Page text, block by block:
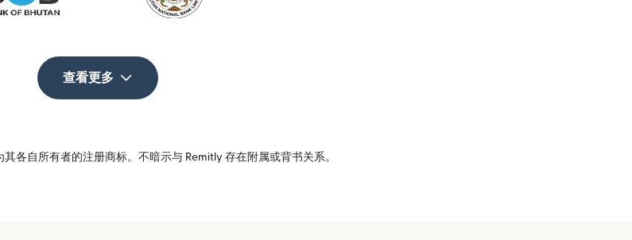
查看更多
各自所有者的注册商标。不暗示与 Remitly 存在附属或背书关系。